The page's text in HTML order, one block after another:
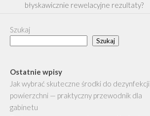
błyskawicznie rewelacyjne rezultaty?
Szukaj
Szukaj
Ostatnie wpisy
Jak wybrać skuteczne środki do dezynfekcji
powierzchni — praktyczny przewodnik dla
gabinetu